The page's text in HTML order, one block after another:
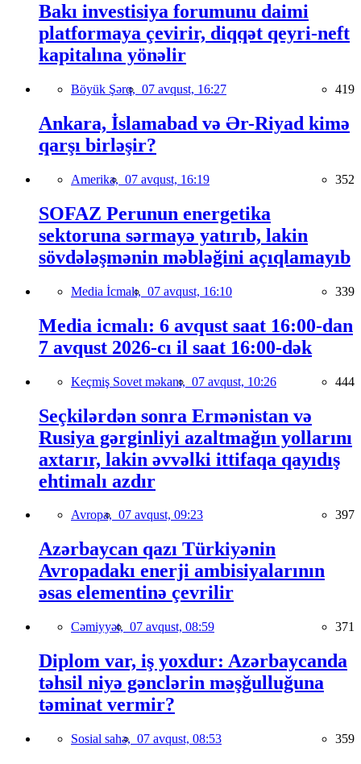
Bakı investisiya forumunu daimi
platformaya çevirir, diqqət qeyri-neft
kapitalına yönəlir
Böyük Şərq, 07 avqust, 16:27 419
Ankara, İslamabad və Ər-Riyad kimə
qarşı birləşir?
Amerika, 07 avqust, 16:19 352
SOFAZ Perunun energetika
sektoruna sərmayə yatırıb, lakin
sövdələşmənin məbləğini açıqlamayıb
Media İcmalı, 07 avqust, 16:10 339
Media icmalı: 6 avqust saat 16:00-dan
7 avqust 2026-cı il saat 16:00-dək
Keçmiş Sovet məkanı, 07 avqust, 10:26 444
Seçkilərdən sonra Ermənistan və
Rusiya gərginliyi azaltmağın yollarını
axtarır, lakin əvvəlki ittifaqa qayıdış
ehtimalı azdır
Avropa, 07 avqust, 09:23 397
Azərbaycan qazı Türkiyənin
Avropadakı enerji ambisiyalarının
əsas elementinə çevrilir
Cəmiyyət, 07 avqust, 08:59 371
Diplom var, iş yoxdur: Azərbaycanda
təhsil niyə gənclərin məşğulluğuna
təminat vermir?
Sosial sahə, 07 avqust, 08:53 359